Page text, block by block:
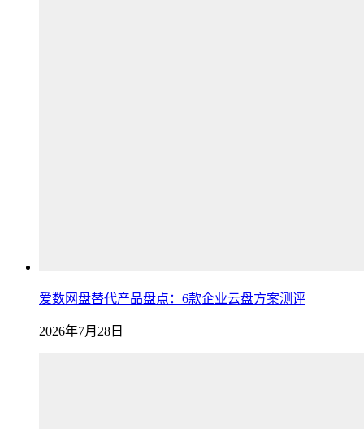
爱数网盘替代产品盘点：6款企业云盘方案测评
2026年7月28日